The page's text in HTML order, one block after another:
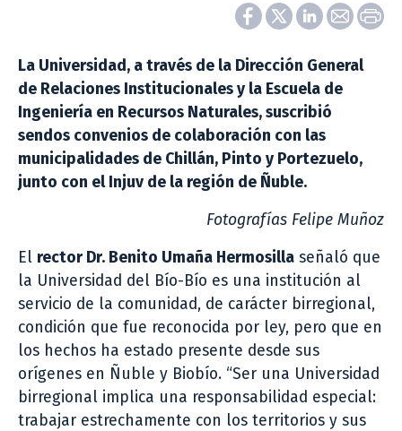
La Universidad, a través de la Dirección General
de Relaciones Institucionales y la Escuela de
Ingeniería en Recursos Naturales, suscribió
sendos convenios de colaboración con las
municipalidades de Chillán, Pinto y Portezuelo,
junto con el Injuv de la región de Ñuble.
Fotografías Felipe Muñoz
El rector Dr. Benito Umaña Hermosilla señaló que
la Universidad del Bío-Bío es una institución al
servicio de la comunidad, de carácter birregional,
condición que fue reconocida por ley, pero que en
los hechos ha estado presente desde sus
orígenes en Ñuble y Biobío. “Ser una Universidad
birregional implica una responsabilidad especial:
trabajar estrechamente con los territorios y sus